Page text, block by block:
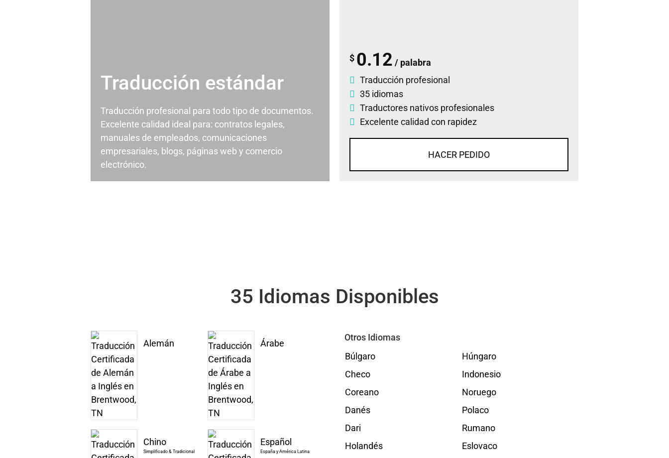
Traducción estándar
Traducción profesional para todo tipo de documentos.
Excelente calidad ideal para: contratos legales,
manuales de empleados, comunicaciones
empresariales, blogs, páginas web y comercio
electrónico.
$ 0.12 / palabra
Traducción profesional
35 idiomas
Traductores nativos profesionales
Excelente calidad con rapidez
HACER PEDIDO
35 Idiomas Disponibles
Alemán Árabe
Chino
Simplificado & Tradicional
Español
España y América Latina
Otros Idiomas
Búlgaro
Checo
Coreano
Danés
Dari
Holandés
Húngaro
Indonesio
Noruego
Polaco
Rumano
Eslovaco